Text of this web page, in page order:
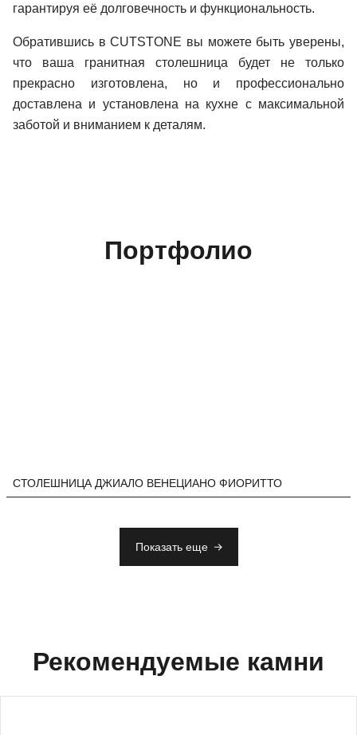
гарантируя её долговечность и функциональность.
Обратившись в CUTSTONE вы можете быть уверены,
что ваша гранитная столешница будет не только
прекрасно изготовлена, но и профессионально
доставлена и установлена на кухне с максимальной
заботой и вниманием к деталям.
Портфолио
СТОЛЕШНИЦА ДЖИАЛО ВЕНЕЦИАНО ФИОРИТТО
Показать еще
Рекомендуемые камни